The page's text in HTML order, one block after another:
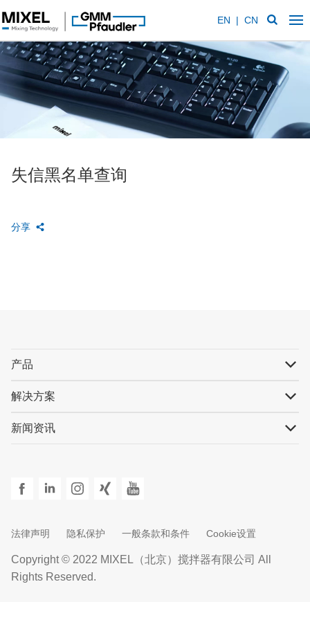
EN | CN
失信黑名单查询
分享
产品
解决方案
新闻资讯
法律声明 隐私保护 一般条款和条件 Cookie设置
Copyright © 2022 MIXEL（北京）搅拌器有限公司 All
Rights Reserved.